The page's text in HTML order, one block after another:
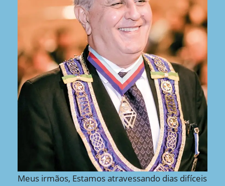
Meus irmãos, Estamos atravessando dias difíceis